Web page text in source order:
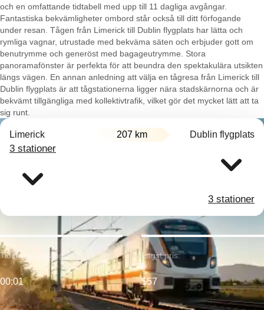
och en omfattande tidtabell med upp till 11 dagliga avgångar.
Fantastiska bekvämligheter ombord står också till ditt förfogande
under resan. Tågen från Limerick till Dublin flygplats har lätta och
rymliga vagnar, utrustade med bekväma säten och erbjuder gott om
benutrymme och generöst med bagageutrymme. Stora
panoramafönster är perfekta för att beundra den spektakulära utsikten
längs vägen. En annan anledning att välja en tågresa från Limerick till
Dublin flygplats är att tågstationerna ligger nära stadskärnorna och är
bekvämt tillgängliga med kollektivtrafik, vilket gör det mycket lätt att ta
sig runt.
Limerick 207 km Dublin flygplats
3 stationer
3 stationer
Tidigaste avgång:
00:01
Lägst pris:
$57